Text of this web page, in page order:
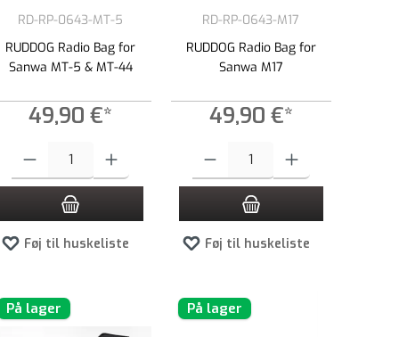
RD-RP-0643-MT-5
RUDDOG Radio Bag for
Sanwa MT-5 & MT-44
49,90 €*
Føj til huskeliste
RD-RP-0643-M17
RUDDOG Radio Bag for
Sanwa M17
49,90 €*
Føj til huskeliste
På lager På lager